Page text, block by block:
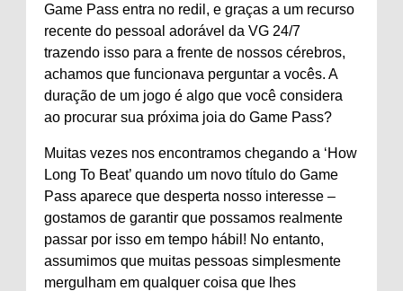
Game Pass entra no redil, e graças a um recurso
recente do pessoal adorável da VG 24/7
trazendo isso para a frente de nossos cérebros,
achamos que funcionava perguntar a vocês. A
duração de um jogo é algo que você considera
ao procurar sua próxima joia do Game Pass?
Muitas vezes nos encontramos chegando a ‘How
Long To Beat’ quando um novo título do Game
Pass aparece que desperta nosso interesse –
gostamos de garantir que possamos realmente
passar por isso em tempo hábil! No entanto,
assumimos que muitas pessoas simplesmente
mergulham em qualquer coisa que lhes